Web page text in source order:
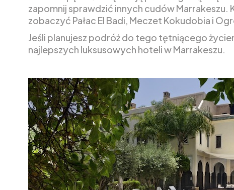
zapomnij sprawdzić innych cudów Marrakeszu.
zobaczyć Pałac El Badi, Meczet Kokudobia i
Jeśli planujesz podróż do tego tętniącego
najlepszych luksusowych hoteli w Marrakeszu.